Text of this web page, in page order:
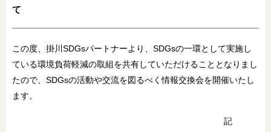
て
この度、掛川SDGsパートナーより、SDGsの一環として実施し
ている環境負荷軽減の取組を共有していただけることとなりまし
たので、SDGsの活動や交流を図るべく情報交換会を開催いたし
ます。
記